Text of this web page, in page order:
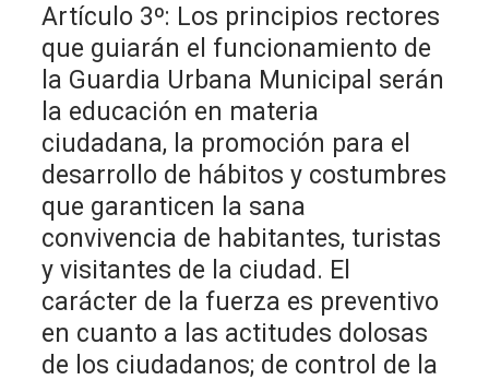
Artículo 3º: Los principios rectores
que guiarán el funcionamiento de
la Guardia Urbana Municipal serán
la educación en materia
ciudadana, la promoción para el
desarrollo de hábitos y costumbres
que garanticen la sana
convivencia de habitantes, turistas
y visitantes de la ciudad. El
carácter de la fuerza es preventivo
en cuanto a las actitudes dolosas
de los ciudadanos; de control de la